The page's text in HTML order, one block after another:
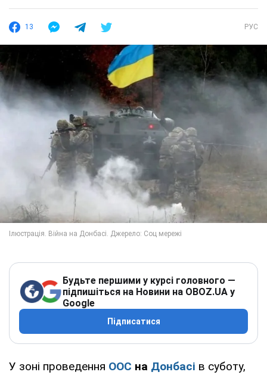
13 РУС
Будьте першими у курсі головного —
підпишіться на Новини на OBOZ.UA у
Google
Підписатися
У зоні проведення ООС на Донбасі в суботу,